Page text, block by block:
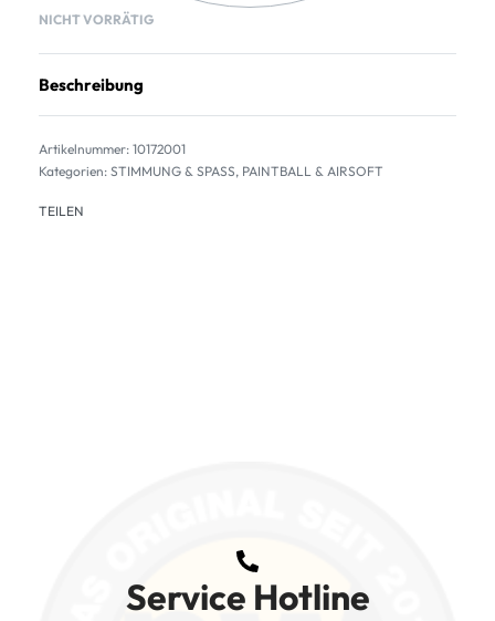
NICHT VORRÄTIG
Beschreibung
10172001
Kategorien: STIMMUNG & SPASS, PAINTBALL & AIRSOFT
TEILEN
Service Hotline